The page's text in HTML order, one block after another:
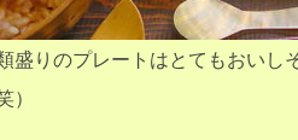
盛りのプレートはとてもおいし